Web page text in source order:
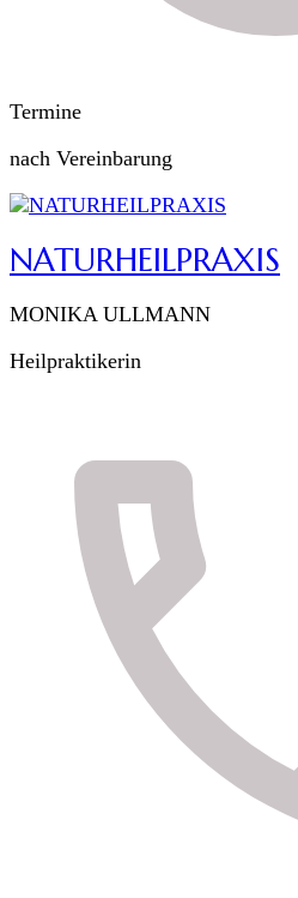
Termine
nach Vereinbarung
NATURHEILPRAXIS
MONIKA ULLMANN
Heilpraktikerin